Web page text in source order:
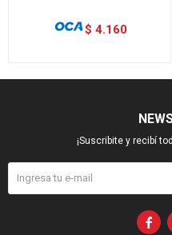
$ 4.160
¡Suscribite y recibí
